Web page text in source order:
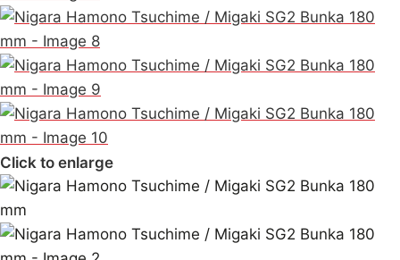
Click to enlarge